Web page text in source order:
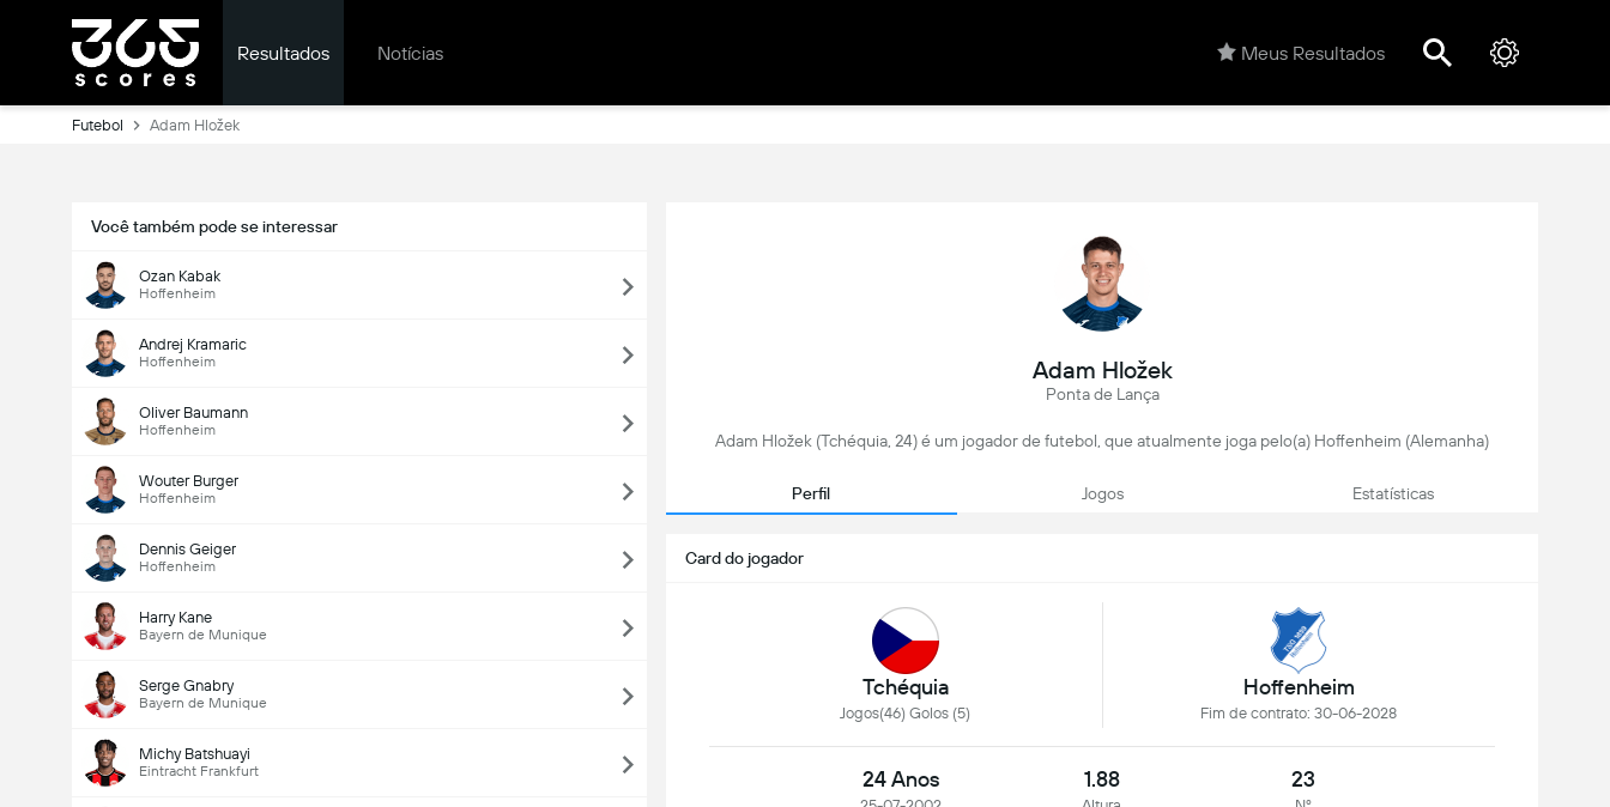
Resultados Notícias Meus Resultados
Futebol Adam Hložek
Você também pode se interessar
Ozan Kabak
Hoffenheim
Andrej Kramaric
Hoffenheim
Oliver Baumann
Hoffenheim
Wouter Burger
Hoffenheim
Dennis Geiger
Hoffenheim
Harry Kane
Bayern de Munique
Serge Gnabry
Bayern de Munique
Michy Batshuayi
Eintracht Frankfurt
Adam Hložek
Ponta de Lança
Adam Hložek (Tchéquia, 24) é um jogador de futebol, que atualmente joga pelo(a) Hoffenheim (Alemanha)
Perfil Jogos Estatísticas
Card do jogador
Tchéquia
Jogos(46) Golos (5)
Hoffenheim
Fim de contrato: 30-06-2028
24 Anos 1.88 23